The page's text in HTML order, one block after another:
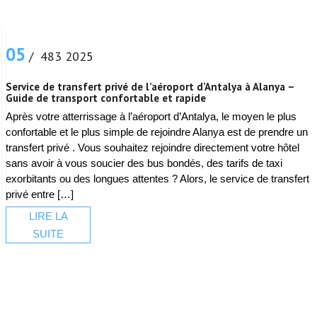
05 / 483 2025
Service de transfert privé de l’aéroport d’Antalya à Alanya –
Guide de transport confortable et rapide
Après votre atterrissage à l’aéroport d’Antalya, le moyen le plus
confortable et le plus simple de rejoindre Alanya est de prendre un
transfert privé . Vous souhaitez rejoindre directement votre hôtel
sans avoir à vous soucier des bus bondés, des tarifs de taxi
exorbitants ou des longues attentes ? Alors, le service de transfert
privé entre […]
LIRE LA
SUITE